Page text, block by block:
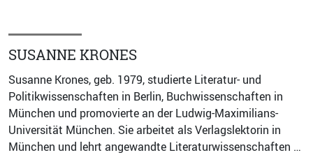
SUSANNE KRONES
Susanne Krones, geb. 1979, studierte Literatur- und
Politikwissenschaften in Berlin, Buchwissenschaften in
München und promovierte an der Ludwig-Maximilians-
Universität München. Sie arbeitet als Verlagslektorin in
München und lehrt angewandte Literaturwissenschaften …